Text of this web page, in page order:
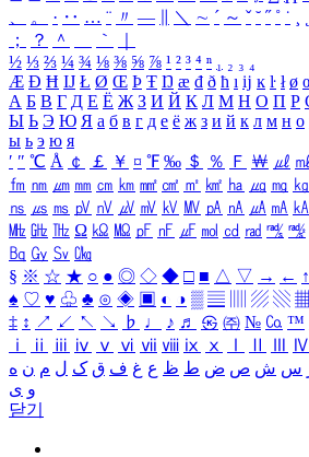
、
。 · ‥ … ¨ 〃 ― ＼ ∼ ´ ～ ˇ ˘ ˝ ˚ ˙ ¸
；
？ ＾ ｀
½ ⅓ ⅔ ¼ ¾ ⅛ ⅜ ⅝ ⅞ ¹ ² ³ ⁴ ⁿ ₁ ₂ ₃ ₄
Æ Ð Ħ Ĳ Ł Ø Œ Þ Ŧ Ŋ æ đ ð ħ ı ĳ ĸ ŀ ł ø
А Б В Г Д Е Ё Ж З И Й К Л М Н О П Р
Ы Ь Э Ю Я а б в г д е ё ж з и й к л м н о
ы ь э ю я
′ ″ ℃ Å ￠ ￡ ￥ ¤ ℉ ‰ ＄ ％ Ｆ ￦ ㎕
㎙ ㎚ ㎛ ㎜ ㎝ ㎞ ㎟ ㎠ ㎡ ㎢ ㏊ ㎍ ㎎ ㎏
㎱ ㎲ ㎳ ㎴ ㎵ ㎶ ㎷ ㎸ ㎹ ㎀ ㎁ ㎂ ㎃ ㎄
㎒ ㎓ ㎔ Ω ㏀ ㏁ ㎊ ㎋ ㎌ ㏖ ㏅ ㎭ ㎮ ㎯
㏃ ㏉ ㏜ ㏆
§ ※ ☆ ★ ○ ● ◎ ◇ ◆ □ ■ △ ▽ → ← ↑
♠ ♡ ♥ ♧ ♣ ⊙ ◈ ▣ ◐ ◑ ▒ ▤ ▨ ▧
‡ ↕ ↗ ↙ ↖ ↘ ♭ ♩ ♪ ♬ ㉿ ㈜ № ㏇ ™
ⅰ
ⅱ ⅲ ⅳ ⅴ ⅵ ⅶ ⅷ ⅸ ⅹ Ⅳ
س ش ص ض ط ظ ع غ ف ق ک ل م ن ه
و ی
닫기